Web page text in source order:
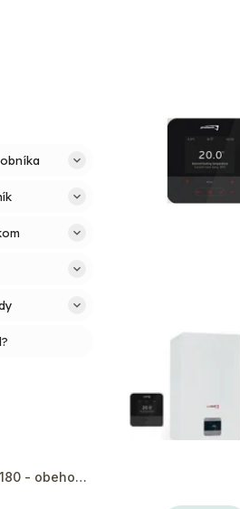
AVANSA 25-6/180 - obehové čerpadlo, pripojovací závit 6/4"